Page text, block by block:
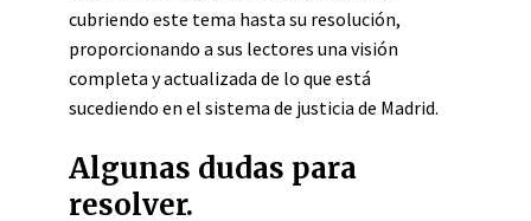
cubriendo este tema hasta su resolución,
proporcionando a sus lectores una visión
completa y actualizada de lo que está
sucediendo en el sistema de justicia de Madrid.
Algunas dudas para
resolver.